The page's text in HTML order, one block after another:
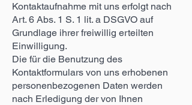
Kontaktaufnahme mit uns erfolgt nach
Art. 6 Abs. 1 S. 1 lit. a DSGVO auf
Grundlage ihrer freiwillig erteilten
Einwilligung.
Die für die Benutzung des
Kontaktformulars von uns erhobenen
personenbezogenen Daten werden
nach Erledigung der von Ihnen